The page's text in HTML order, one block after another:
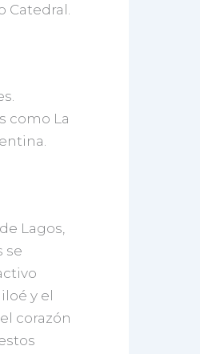
como La
Lagos,
se
y el
corazón